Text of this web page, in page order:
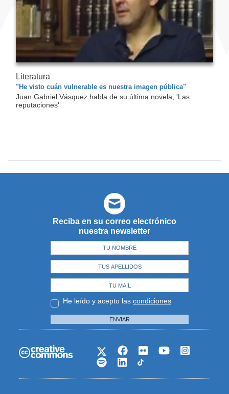
Literatura
"He visto cuán vulnerable es nuestra imagen pública"
Juan Gabriel Vásquez habla de su última novela, 'Las
reputaciones'
Reciba en su correo electrónico
nuestra newsletter
He leído y acepto las condiciones
ENVIAR